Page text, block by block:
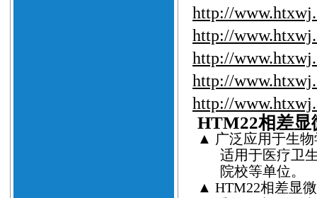
http://
http://
http://
http://
http://
HTM22相差显
▲ 广泛应用于生
适用于医疗卫
院校等单位。
▲HTM22相差显